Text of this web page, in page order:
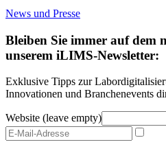
News und Presse
Bleiben Sie immer auf dem
unserem iLIMS-Newsletter:
Exklusive Tipps zur
Innovationen und Branchenevents
Website (leave empty)